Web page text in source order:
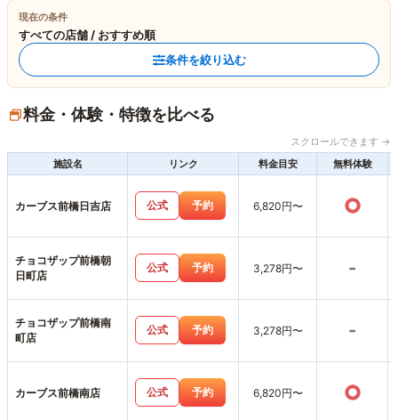
現在の条件
すべての店舗 / おすすめ順
条件を絞り込む
料金・体験・特徴を比べる
スクロールできます →
施設名
リンク 料金目安 無料体験
カーブス前橋日吉店 公式 予約 6,820円〜 ○
チョコザップ前橋朝
日町店
公式 予約 3,278円〜 -
チョコザップ前橋南
町店
公式 予約 3,278円〜 -
カーブス前橋南店 公式 予約 6,820円〜 ○